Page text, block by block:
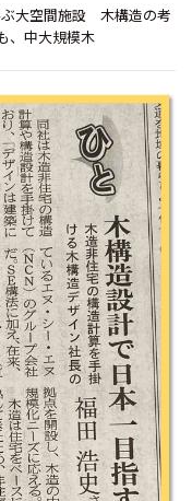
ぶ大空間施設 木構造の考
、中大規模木